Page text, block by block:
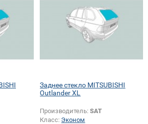
Заднее стекло MITSUBISHI
Outlander XL
Производитель:SAT
Класс: Эконом